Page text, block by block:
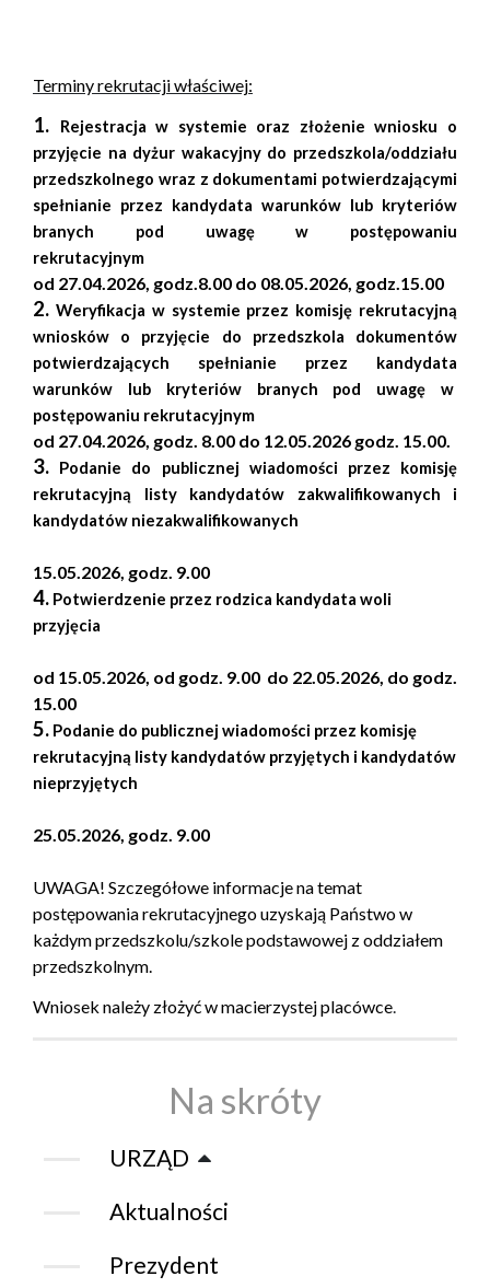
Terminy rekrutacji właściwej:
1.
Rejestracja w systemie oraz złożenie wniosku o
przyjęcie na dyżur wakacyjny do przedszkola/oddziału
przedszkolnego wraz z dokumentami potwierdzającymi
spełnianie przez kandydata warunków lub kryteriów
branych pod uwagę w postępowaniu
rekrutacyjnym
od 27.04.2026, godz.8.00 do 08.05.2026, godz.15.00
2. Weryfikacja w systemie przez komisję rekrutacyjną
wniosków o przyjęcie do przedszkola dokumentów
potwierdzających spełnianie przez kandydata
warunków lub kryteriów branych pod uwagę w
postępowaniu rekrutacyjnym
od 27.04.2026, godz. 8.00 do 12.05.2026 godz. 15.00.
3. Podanie do publicznej wiadomości przez komisję
rekrutacyjną listy kandydatów zakwalifikowanych i
kandydatów niezakwalifikowanych
15.05.2026, godz. 9.00
4. Potwierdzenie przez rodzica kandydata woli
przyjęcia
od 15.05.2026, od godz. 9.00 do 22.05.2026, do godz.
15.00
5. Podanie do publicznej wiadomości przez komisję
rekrutacyjną listy kandydatów przyjętych i kandydatów
nieprzyjętych
25.05.2026, godz. 9.00
UWAGA! Szczegółowe informacje na temat
postępowania rekrutacyjnego uzyskają Państwo w
każdym przedszkolu/szkole podstawowej z oddziałem
przedszkolnym.
Wniosek należy złożyć w macierzystej placówce.
Na skróty
URZĄD
Aktualności
Prezydent